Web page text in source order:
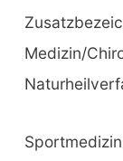
Medizin/